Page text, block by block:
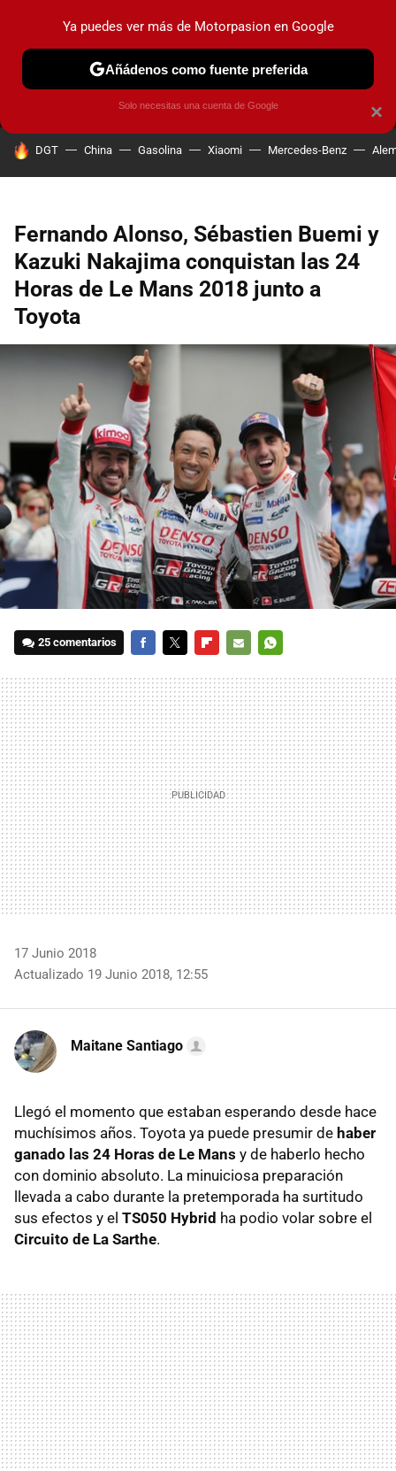
MENÚ NUEVO
COCHES ELÉCTRICOS OBSERVATORIO
HOY SE HABLA DE
DGT China Gasolina Xiaomi Mercedes-Benz
Fernando Alonso, Sébastien Buemi y
Kazuki Nakajima conquistan las 24
Horas de Le Mans 2018 junto a
Toyota
25 comentarios
MAIL
17 Junio 2018
Actualizado 19 Junio 2018, 12:55
Maitane Santiago
Llegó el momento que estaban esperando desde hace
muchísimos años. Toyota ya puede presumir de haber
ganado las 24 Horas de Le Mans y de haberlo hecho
con dominio absoluto. La minuiciosa preparación
llevada a cabo durante la pretemporada ha surtitudo
sus efectos y el TS050 Hybrid ha podio volar sobre el
Circuito de La Sarthe.
×
Ya puedes ver más de Motorpasion en Google
Añádenos como fuente preferida
Solo necesitas una cuenta de Google